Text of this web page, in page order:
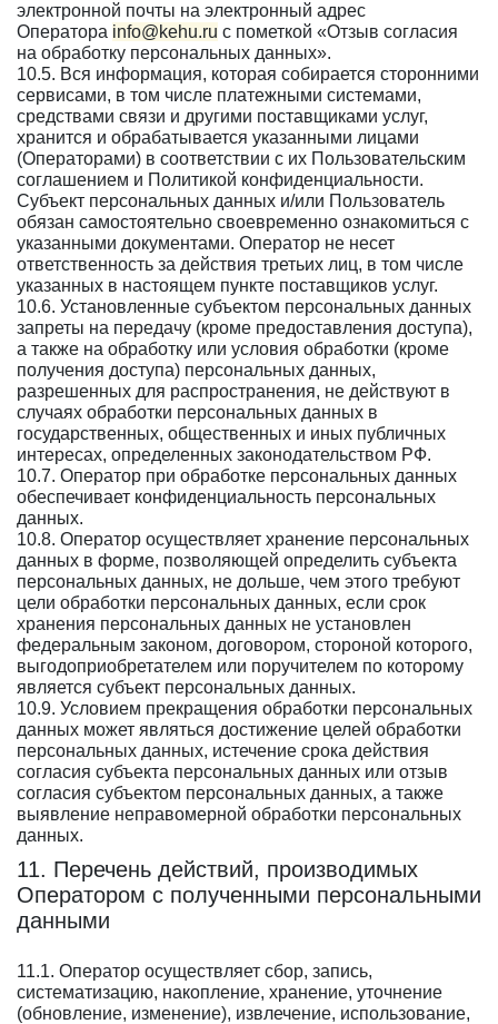
электронной почты на электронный адрес
Оператора info@kehu.ru с пометкой «Отзыв согласия
на обработку персональных данных».
10.5. Вся информация, которая собирается сторонними
сервисами, в том числе платежными системами,
средствами связи и другими поставщиками услуг,
хранится и обрабатывается указанными лицами
(Операторами) в соответствии с их Пользовательским
соглашением и Политикой конфиденциальности.
Субъект персональных данных и/или Пользователь
обязан самостоятельно своевременно ознакомиться с
указанными документами. Оператор не несет
ответственность за действия третьих лиц, в том числе
указанных в настоящем пункте поставщиков услуг.
10.6. Установленные субъектом персональных данных
запреты на передачу (кроме предоставления доступа),
а также на обработку или условия обработки (кроме
получения доступа) персональных данных,
разрешенных для распространения, не действуют в
случаях обработки персональных данных в
государственных, общественных и иных публичных
интересах, определенных законодательством РФ.
10.7. Оператор при обработке персональных данных
обеспечивает конфиденциальность персональных
данных.
10.8. Оператор осуществляет хранение персональных
данных в форме, позволяющей определить субъекта
персональных данных, не дольше, чем этого требуют
цели обработки персональных данных, если срок
хранения персональных данных не установлен
федеральным законом, договором, стороной которого,
выгодоприобретателем или поручителем по которому
является субъект персональных данных.
10.9. Условием прекращения обработки персональных
данных может являться достижение целей обработки
персональных данных, истечение срока действия
согласия субъекта персональных данных или отзыв
согласия субъектом персональных данных, а также
выявление неправомерной обработки персональных
данных.
11. Перечень действий, производимых
Оператором с полученными персональными
данными
11.1. Оператор осуществляет сбор, запись,
систематизацию, накопление, хранение, уточнение
(обновление, изменение), извлечение, использование,